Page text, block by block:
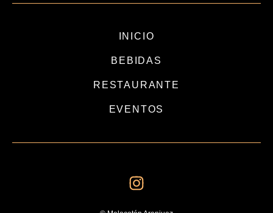
INICIO
BEBIDAS
RESTAURANTE
EVENTOS